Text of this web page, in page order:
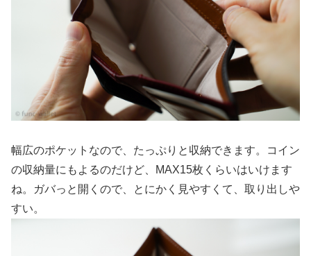
幅広のポケットなので、たっぷりと収納できます。コイン
の収納量にもよるのだけど、MAX15枚くらいはいけます
ね。ガバっと開くので、とにかく見やすくて、取り出しや
すい。